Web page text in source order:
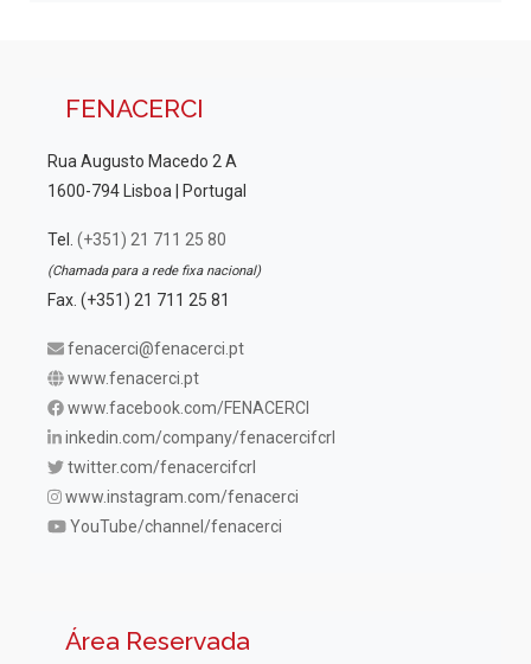
FENACERCI
Rua Augusto Macedo 2 A
1600-794 Lisboa | Portugal
Tel. (+351) 21 711 25 80
(Chamada para a rede fixa nacional)
Fax. (+351) 21 711 25 81
fenacerci@fenacerci.pt
www.fenacerci.pt
www.facebook.com/FENACERCI
inkedin.com/company/fenacercifcrl
twitter.com/fenacercifcrl
www.instagram.com/fenacerci
YouTube/channel/fenacerci
Área Reservada